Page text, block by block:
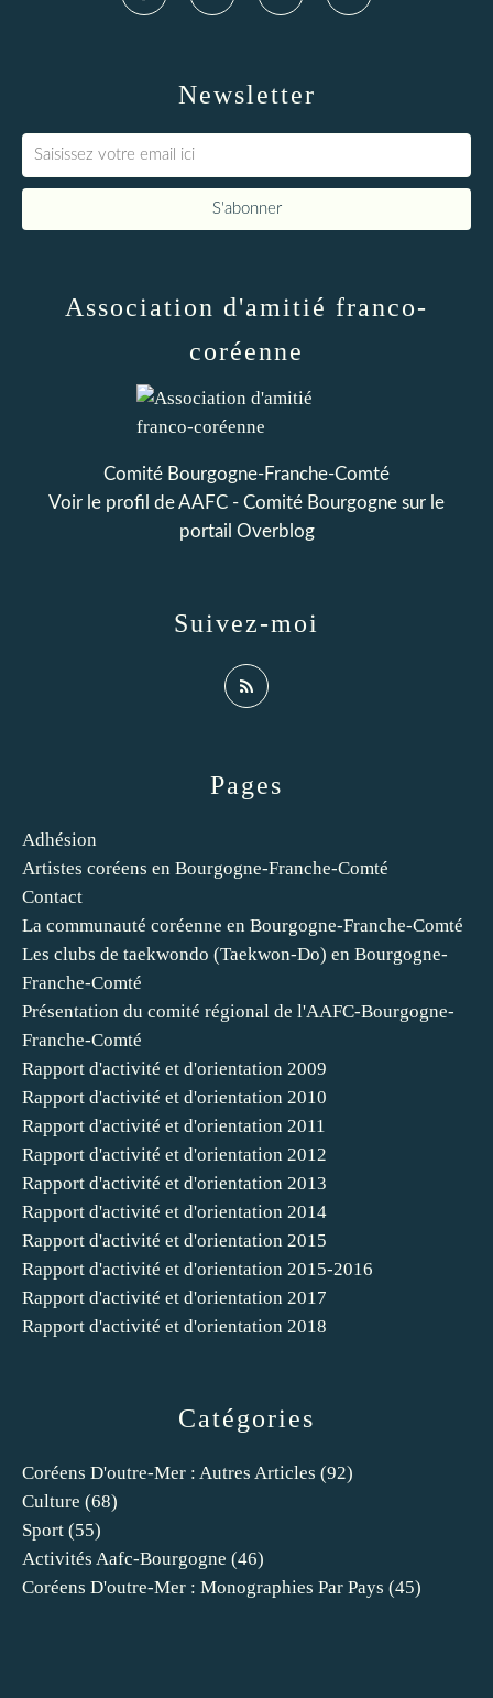
Newsletter
Catégories
Coréens D'outre-Mer : Autres Articles (92)
Culture (68)
Sport (55)
Activités Aafc-Bourgogne (46)
Coréens D'outre-Mer : Monographies Par Pays (45)
Pages
Adhésion
Artistes coréens en Bourgogne-Franche-Comté
Contact
La communauté coréenne en Bourgogne-Franche-Comté
Les clubs de taekwondo (Taekwon-Do) en Bourgogne-
Franche-Comté
Présentation du comité régional de l'AAFC-Bourgogne-
Franche-Comté
Rapport d'activité et d'orientation 2009
Rapport d'activité et d'orientation 2010
Rapport d'activité et d'orientation 2011
Rapport d'activité et d'orientation 2012
Rapport d'activité et d'orientation 2013
Rapport d'activité et d'orientation 2014
Rapport d'activité et d'orientation 2015
Rapport d'activité et d'orientation 2015-2016
Rapport d'activité et d'orientation 2017
Rapport d'activité et d'orientation 2018
Association d'amitié franco-
coréenne
Comité Bourgogne-Franche-Comté
Voir le profil deAAFC - Comité Bourgogne sur le
portail Overblog
Suivez-moi